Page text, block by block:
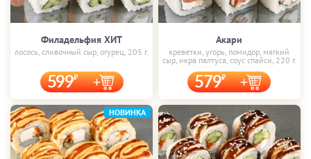
Филадельфия ХИТ
лосось, сливочный сыр, огурец, 205 г.
599
Акари
креветки, угорь, помидор, мягкий
сыр, икра палтуса, соус спайси, 220 г.
579
НОВИНКА